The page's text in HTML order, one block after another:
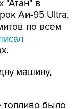
"Атан" в
Аи-95 Ultra,
по всем
машину,
топливо было